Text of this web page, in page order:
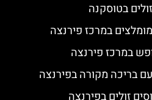
בטוסקנה
במרכז פירנצה
במרכז פירנצה
בריכה מקורה בפירנצה